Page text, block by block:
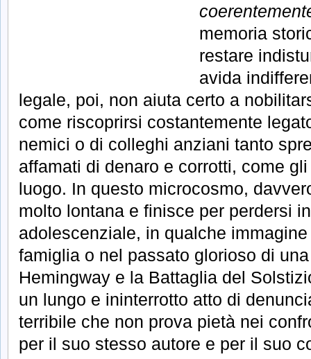
memoria
restare
avida
legale, poi, non aiuta certo a
come riscoprirsi costantemente
nemici o di colleghi anziani tanto
affamati di denaro e corrotti, come
luogo. In questo microcosmo,
molto lontana e finisce per perdersi
adolescenziale, in qualche
famiglia o nel passato glorioso di
Hemingway e la Battaglia del
un lungo e ininterrotto atto di
terribile che non prova pietà nei
per il suo stesso autore e per il suo